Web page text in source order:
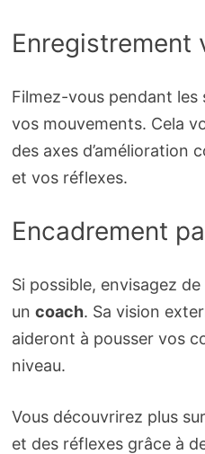
Enregistrement
Filmez-vous pendant les
vos mouvements. Cela
des axes d’amélioration
et vos réflexes.
Encadrement
Si possible, envisagez
un coach. Sa vision
aideront à pousser vos
niveau.
Vous découvrirez plus
et des réflexes grâce à